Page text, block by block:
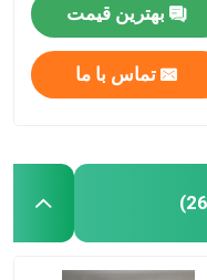
بهترین قیمت
تماس با ما